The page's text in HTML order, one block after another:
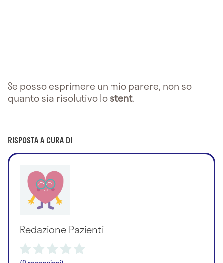
Se posso esprimere un mio parere, non so
quanto sia risolutivo lostent.
RISPOSTA A CURA DI
Redazione Pazienti